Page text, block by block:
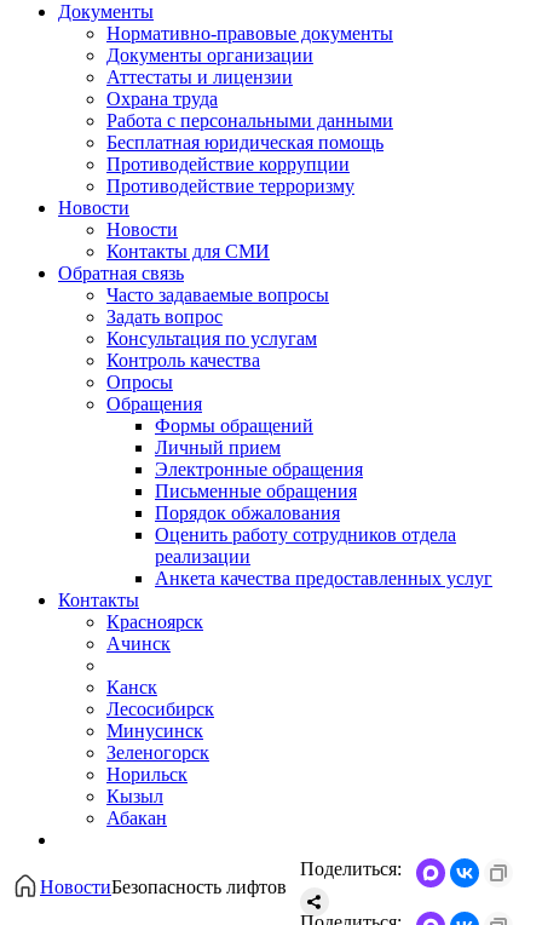
Документы
Нормативно-правовые документы
Документы организации
Аттестаты и лицензии
Охрана труда
Работа с персональными данными
Бесплатная юридическая помощь
Противодействие коррупции
Противодействие терроризму
Новости
Новости
Контакты для СМИ
Обратная связь
Часто задаваемые вопросы
Задать вопрос
Консультация по услугам
Контроль качества
Опросы
Обращения
Формы обращений
Личный прием
Электронные обращения
Письменные обращения
Порядок обжалования
Оценить работу сотрудников отдела
реализации
Анкета качества предоставленных услуг
Контакты
Красноярск
Ачинск
Канск
Лесосибирск
Минусинск
Зеленогорск
Норильск
Кызыл
Абакан
НовостиБезопасность лифтов
Поделиться: